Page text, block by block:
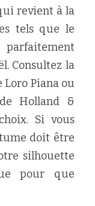
revient à la
tels que le
Consultez la
Loro Piana ou
Holland &
Si vous
doit être
silhouette
pour que